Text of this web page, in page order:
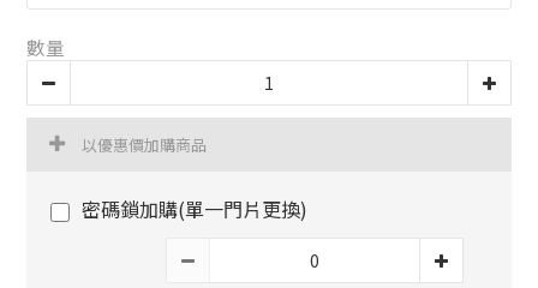
數量
以優惠價加購商品
密碼鎖加購(單一門片更換)